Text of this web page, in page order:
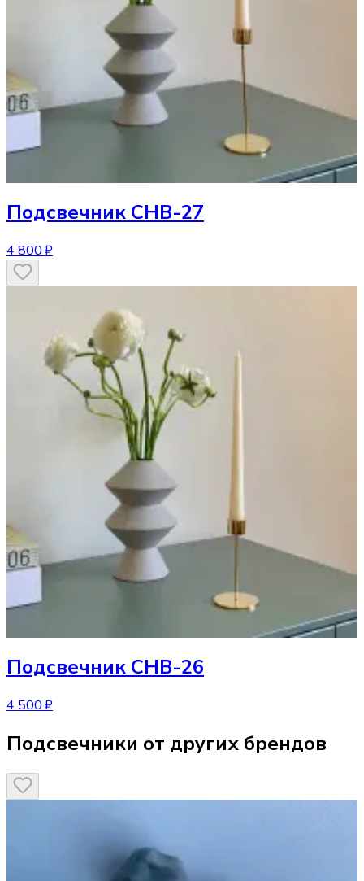
Подсвечник CHB-27
4 800 ₽
Подсвечник CHB-26
4 500 ₽
Подсвечники от других брендов